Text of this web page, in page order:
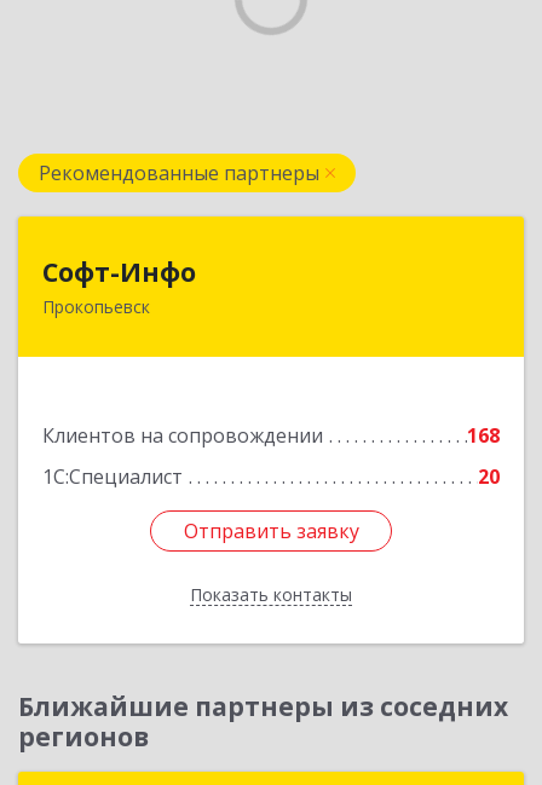
Рекомендованные партнеры
Софт-Инфо
Прокопьевск
Клиентов на сопровождении
168
1С:Специалист
20
Отправить заявку
Показать контакты
653039, Кемеровская область - Кузбасс,
Подробнее
Отправить заявку
Назад
Ближайшие партнеры из соседних
регионов